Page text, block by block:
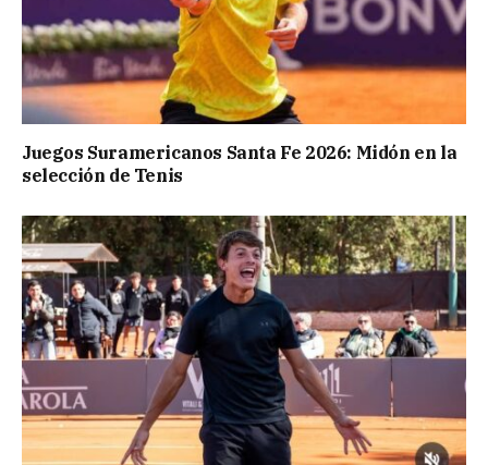
Juegos Suramericanos Santa Fe 2026: Midón en la
selección de Tenis